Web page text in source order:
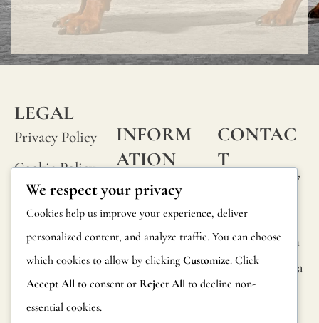
LEGAL
Privacy Policy
Cookie Policy
Terms and
Conditions
Legal Notice
INFORM
ATION
FAQs
Product
Information
Returns
CONTAC
T
Calle Alheli, 7
29730 Rincón
de la Victoria
Málaga, Spain
hola@jamesma
lonefabrics.co
m
We respect your privacy
Cookies help us improve your experience, deliver
personalized content, and analyze traffic. You can choose
which cookies to allow by clicking Customize. Click
Accept All to consent or Reject All to decline non-
essential cookies.